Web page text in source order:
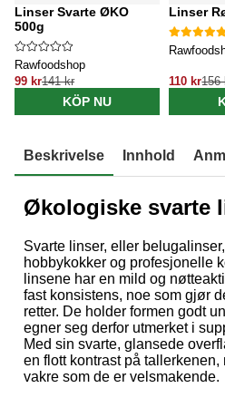
Linser Svarte ØKO
500g
Rawfoodshop
99 kr141 kr
KÖP NU
Linser
110 kr156
Beskrivelse Innhold
Økologiske svarte
Svarte linser, eller
hobbykokker og profesjonelle
linsene har en mild og
fast konsistens, noe som gjør
retter. De holder formen godt
egner seg derfor utmerket i
Med sin svarte, glansede
en flott kontrast på
vakre som de er velsmakende.